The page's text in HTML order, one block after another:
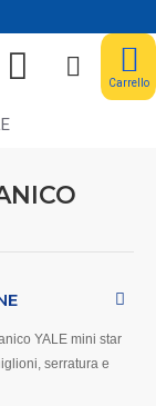
Carrello
YALE mini star
serratura e